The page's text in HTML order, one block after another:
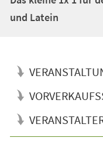
und Latein